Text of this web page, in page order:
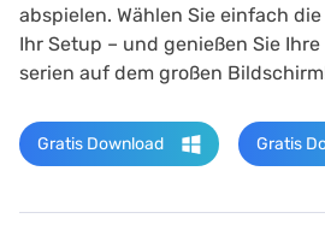
abspielen. Wählen Sie einfach
Ihr Setup – und genießen Sie
serien auf dem großen
Gratis Download Gratis